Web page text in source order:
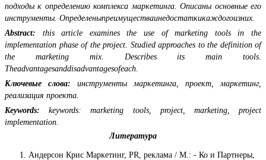
подходы к определению комплекса маркетинга. Описаны основные его
инструменты. Определеныпреимуществаинедостаткикаждогоизних.
Abstract: this article examines the use of marketing tools in the
implementation phase of the project. Studied approaches to the definition of
the marketing mix. Describes its main tools.
Theadvantagesanddisadvantagesofeach.
Ключевые слова: инструменты маркетинга, проект, маркетинг,
реализация проекта.
Keywords: keywords: marketing tools, project, marketing, project
implementation.
Литература
Андерсон Крис Маркетинг, PR, реклама / М.: - Ко и Партнеры,